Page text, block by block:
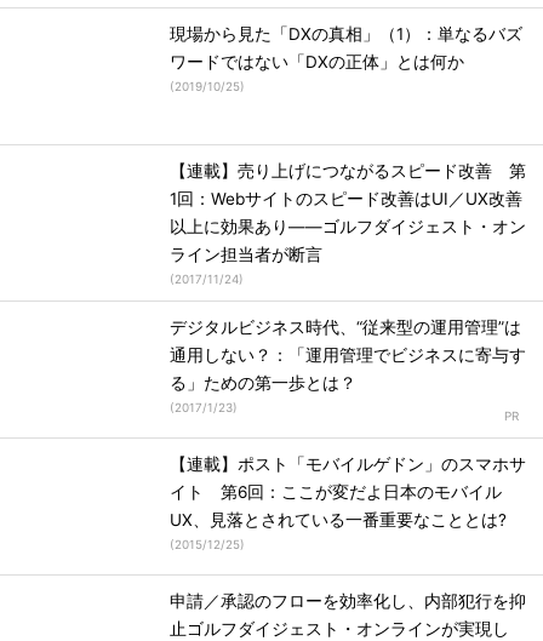
現場から見た「DXの真相」（1）：単なるバズ
ワードではない「DXの正体」とは何か
(2019/10/25)
【連載】売り上げにつながるスピード改善 第
1回：Webサイトのスピード改善はUI／UX改善
以上に効果あり――ゴルフダイジェスト・オン
ライン担当者が断言
(2017/11/24)
デジタルビジネス時代、“従来型の運用管理”は
通用しない？：「運用管理でビジネスに寄与す
る」ための第一歩とは？
(2017/1/23)
【連載】ポスト「モバイルゲドン」のスマホサ
イト 第6回：ここが変だよ日本のモバイル
UX、見落とされている一番重要なこととは?
(2015/12/25)
申請／承認のフローを効率化し、内部犯行を抑
止ゴルフダイジェスト・オンラインが実現し